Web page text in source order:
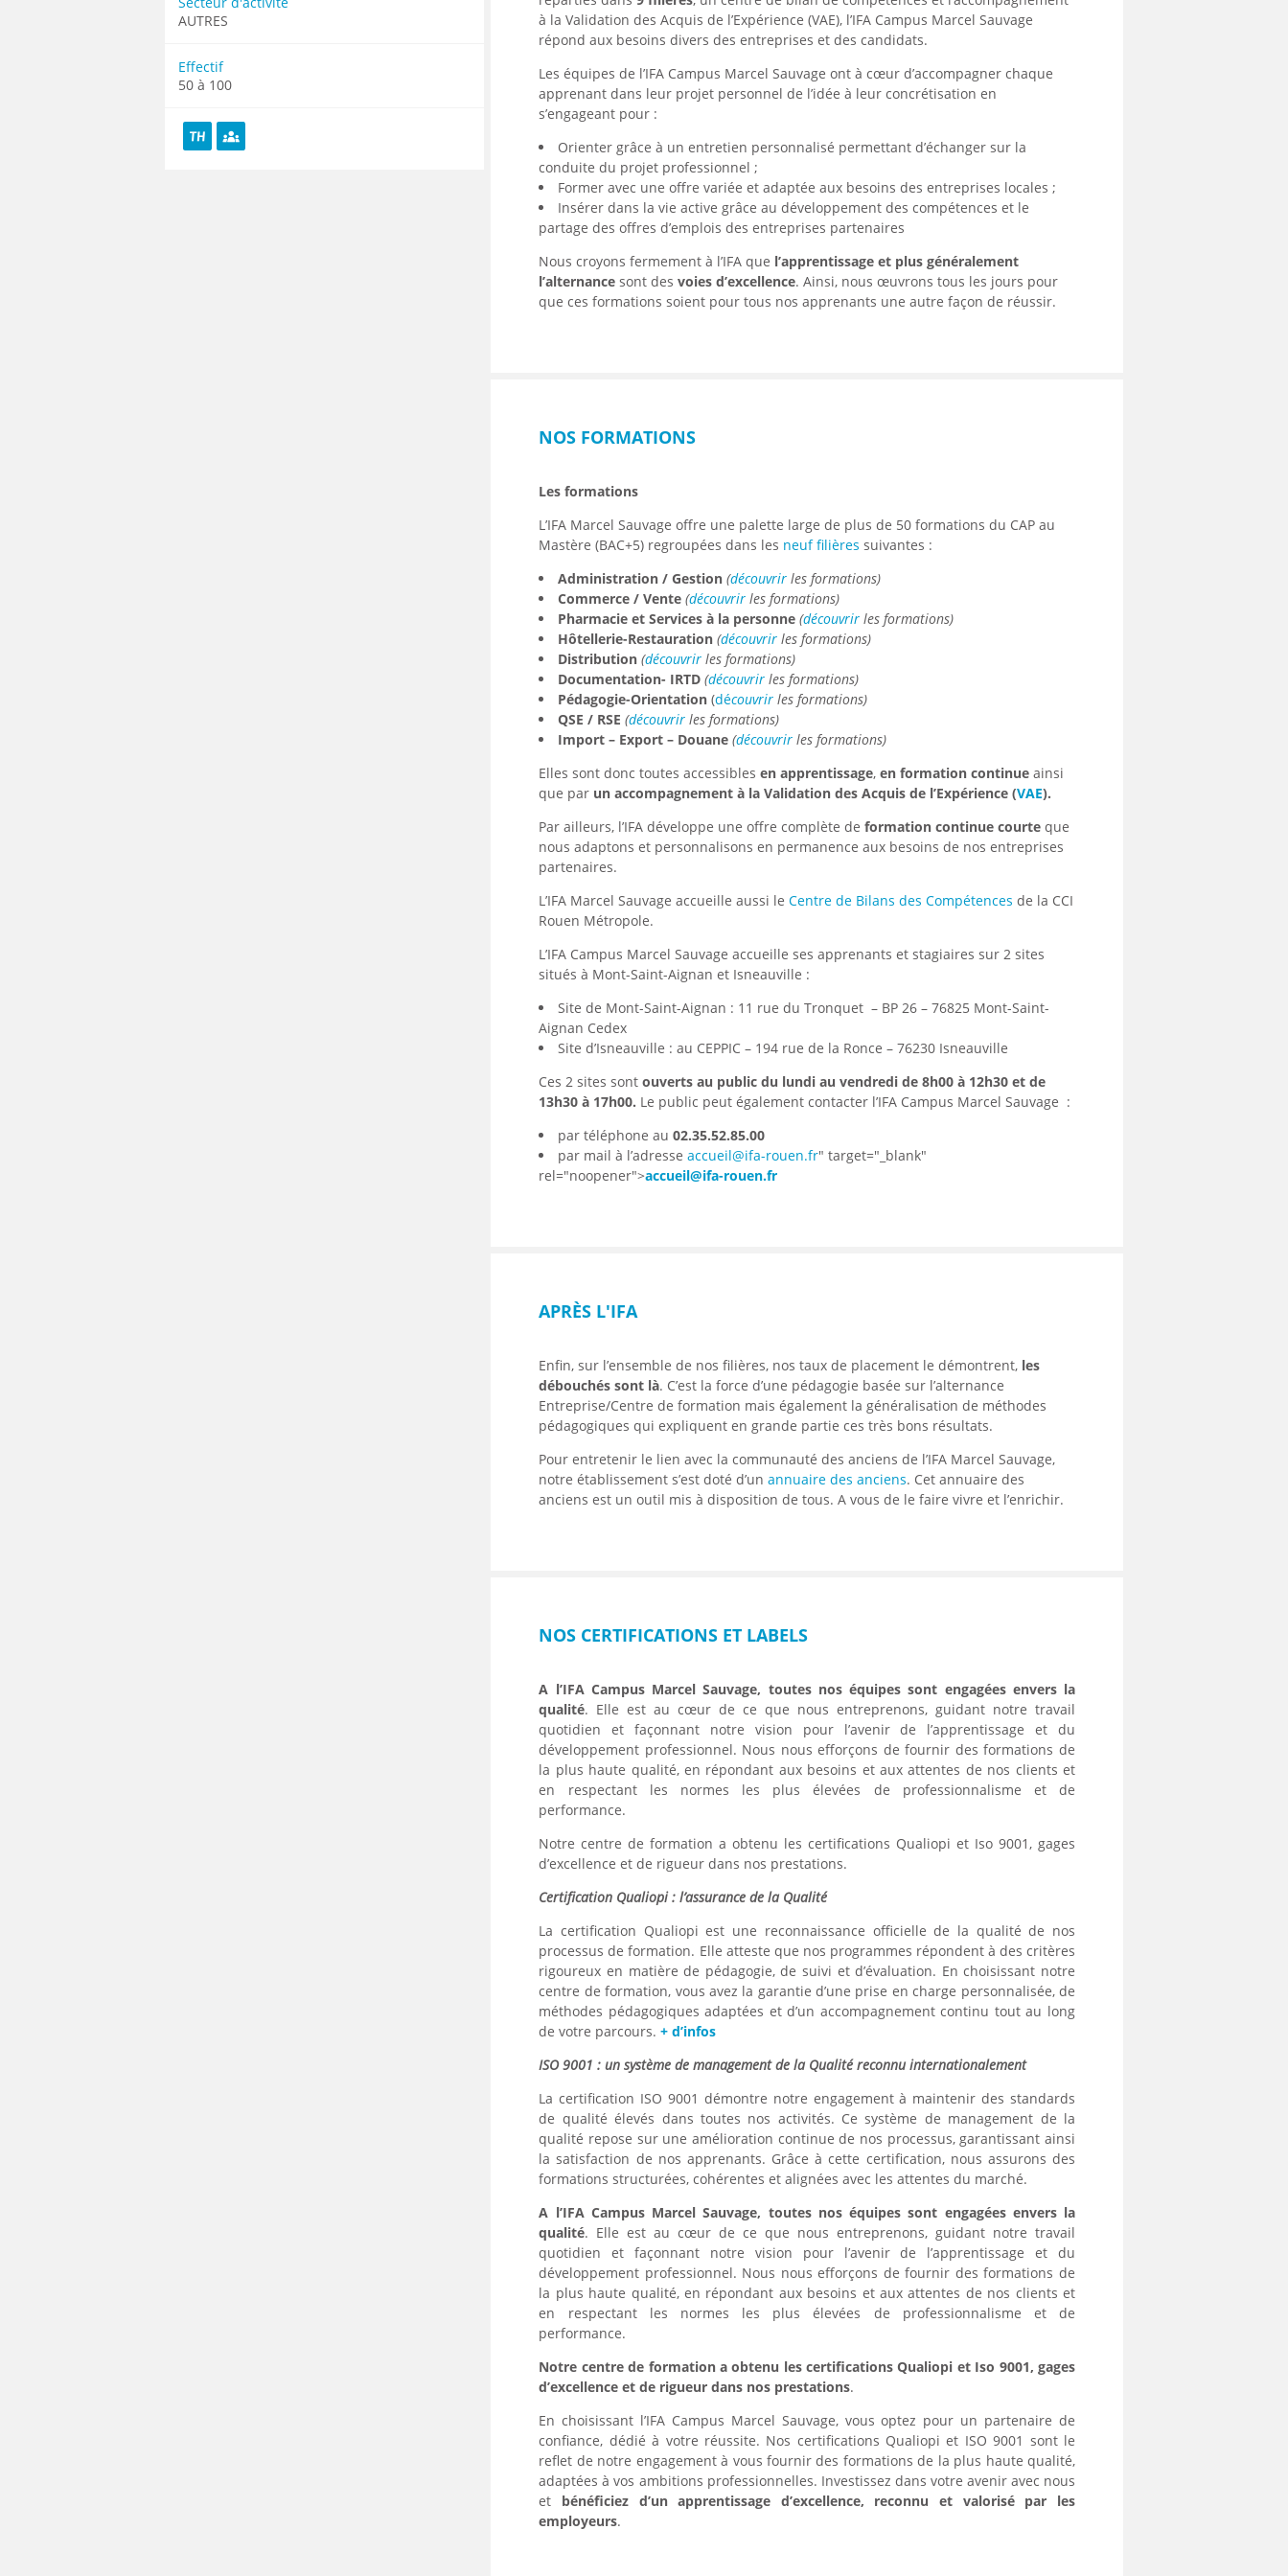
à la Validation des Acquis de l’Expérience (VAE), l’IFA Campus Marcel Sauvage
répond aux besoins divers des entreprises et des candidats.
Les équipes de l’IFA Campus Marcel Sauvage ont à cœur d’accompagner chaque
apprenant dans leur projet personnel de l’idée à leur concrétisation en
s’engageant pour :
Orienter grâce à un entretien personnalisé permettant d’échanger sur la
conduite du projet professionnel ;
Former avec une offre variée et adaptée aux besoins des entreprises locales ;
Insérer dans la vie active grâce au développement des compétences et le
partage des offres d’emplois des entreprises partenaires
Nous croyons fermement à l’IFA que l’apprentissage et plus généralement
l’alternance sont desvoies d’excellence. Ainsi, nous œuvrons tous les jours pour
que ces formations soient pour tous nos apprenants une autre façon de réussir.
NOS FORMATIONS
Les formations
L’IFA Marcel Sauvage offre une palette large de plus de 50 formations du CAP au
Mastère (BAC+5) regroupées dans les neuf filières suivantes :
Administration / Gestion(découvrir les formations)
Commerce / Vente(découvrir les formations)
Pharmacie et Services à la personne (découvrir les formations)
Hôtellerie-Restauration (découvrir les formations)
Distribution (découvrir les formations)
Documentation- IRTD (découvrir les formations)
Pédagogie-Orientation (découvrir les formations)
QSE / RSE (découvrir les formations)
Import – Export – Douane (découvrir les formations)
Elles sont donc toutes accessibles en apprentissage, en formation continue ainsi
que par un accompagnement à la Validation des Acquis de l’Expérience (VAE).
Par ailleurs, l’IFA développe une offre complète de formation continue courte que
nous adaptons et personnalisons en permanence aux besoins de nos entreprises
partenaires.
L’IFA Marcel Sauvage accueille aussi le Centre de Bilans des Compétences de la CCI
Rouen Métropole.
L’IFA Campus Marcel Sauvage accueille ses apprenants et stagiaires sur 2 sites
situés à Mont-Saint-Aignan et Isneauville :
Site de Mont-Saint-Aignan : 11 rue du Tronquet – BP 26 – 76825 Mont-Saint-
Aignan Cedex
Site d’Isneauville : au CEPPIC – 194 rue de la Ronce – 76230 Isneauville
Ces 2 sites sont ouverts au public du lundi au vendredi de 8h00 à 12h30 et de
13h30 à 17h00. Le public peut également contacter l’IFA Campus Marcel Sauvage :
par téléphone au 02.35.52.85.00
par mail à l’adresse accueil@ifa-rouen.fr" target="_blank"
rel="noopener">accueil@ifa-rouen.fr
APRÈS L'IFA
Enfin, sur l’ensemble de nos filières, nos taux de placement le démontrent, les
débouchés sont là. C’est la force d’une pédagogie basée sur l’alternance
Entreprise/Centre de formation mais également la généralisation de méthodes
pédagogiques qui expliquent en grande partie ces très bons résultats.
Pour entretenir le lien avec la communauté des anciens de l’IFA Marcel Sauvage,
notre établissement s’est doté d’un annuaire des anciens. Cet annuaire des
anciens est un outil mis à disposition de tous. A vous de le faire vivre et l’enrichir.
NOS CERTIFICATIONS ET LABELS
A l’IFA Campus Marcel Sauvage, toutes nos équipes sont engagées envers la
qualité. Elle est au cœur de ce que nous entreprenons, guidant notre travail
quotidien et façonnant notre vision pour l’avenir de l’apprentissage et du
développement professionnel. Nous nous efforçons de fournir des formations de
la plus haute qualité, en répondant aux besoins et aux attentes de nos clients et
en respectant les normes les plus élevées de professionnalisme et de
performance.
Notre centre de formation a obtenu les certifications Qualiopi et Iso 9001, gages
d’excellence et de rigueur dans nos prestations.
Certification Qualiopi : l’assurance de la Qualité
La certification Qualiopi est une reconnaissance officielle de la qualité de nos
processus de formation. Elle atteste que nos programmes répondent à des critères
rigoureux en matière de pédagogie, de suivi et d’évaluation. En choisissant notre
centre de formation, vous avez la garantie d’une prise en charge personnalisée, de
méthodes pédagogiques adaptées et d’un accompagnement continu tout au long
de votre parcours.+ d’infos
ISO 9001 : un système de management de la Qualité reconnu internationalement
La certification ISO 9001 démontre notre engagement à maintenir des standards
de qualité élevés dans toutes nos activités. Ce système de management de la
qualité repose sur une amélioration continue de nos processus, garantissant ainsi
la satisfaction de nos apprenants. Grâce à cette certification, nous assurons des
formations structurées, cohérentes et alignées avec les attentes du marché.
A l’IFA Campus Marcel Sauvage, toutes nos équipes sont engagées envers la
qualité. Elle est au cœur de ce que nous entreprenons, guidant notre travail
quotidien et façonnant notre vision pour l’avenir de l’apprentissage et du
développement professionnel. Nous nous efforçons de fournir des formations de
la plus haute qualité, en répondant aux besoins et aux attentes de nos clients et
en respectant les normes les plus élevées de professionnalisme et de
performance.
Notre centre de formation a obtenu les certifications Qualiopi et Iso 9001, gages
d’excellence et de rigueur dans nos prestations.
En choisissant l’IFA Campus Marcel Sauvage, vous optez pour un partenaire de
confiance, dédié à votre réussite. Nos certifications Qualiopi et ISO 9001 sont le
reflet de notre engagement à vous fournir des formations de la plus haute qualité,
adaptées à vos ambitions professionnelles. Investissez dans votre avenir avec nous
et bénéficiez d’un apprentissage d’excellence, reconnu et valorisé par les
employeurs.
AUTRES
Effectif
50 à 100